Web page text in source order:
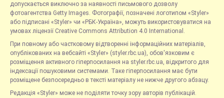
допускається виключно за наявності письмового дозволу
фотоагентства Getty Images. Фотографії, позначені логотипом «Styler»
або підписані «Styler» чи «РБК-Україна», можуть використовуватися на
умовах ліцензії Creative Commons Attribution 4.0 International.
При повному або частковому відтворенні інформаційних матеріалів,
опублікованих на вебсайті «Styler» (styler.rbc.ua), обов'язковим є
розміщення активного гіперпосилання на styler.rbc.ua, відкритого для
індексації пошуковими системами. Таке гіперпосилання має бути
розміщене безпосередньо в тексті матеріалу не нижче другого абзацу.
Редакція «Styler» може не поділяти точку зору авторів публікацій.